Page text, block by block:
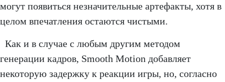
могут появиться незначительные артефакты, хотя в
целом впечатления остаются чистыми.
Как и в случае с любым другим методом
генерации кадров, Smooth Motion добавляет
некоторую задержку к реакции игры, но, согласно